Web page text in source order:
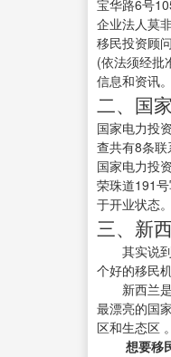
宝华路6号
企业法人莫
移民投资顾
(依法须经批
信息和资讯。
二、国
国家电力投
查共有8条联
国家电力投
荣珠道191
于开业状态
三、新
其实说到
个好的移民
新西兰是
最漂亮的国
区和生态区 。
想要移